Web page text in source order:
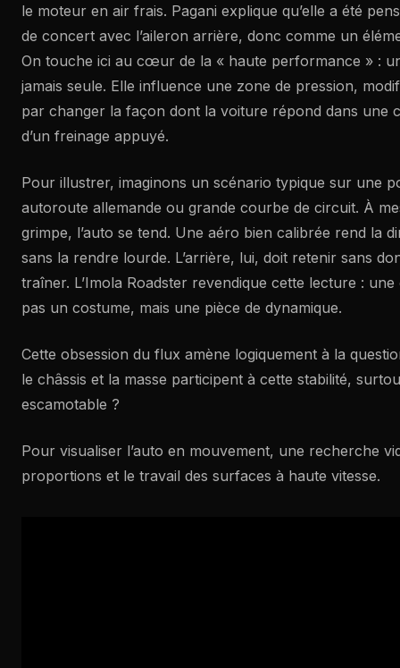
le moteur en air frais. Pagani explique qu’elle a été
de concert avec l’aileron arrière, donc comme un
On touche ici au cœur de la « haute performance » :
jamais seule. Elle influence une zone de pression,
par changer la façon dont la voiture répond dans une
d’un freinage appuyé.
Pour illustrer, imaginons un scénario typique sur une
autoroute allemande ou grande courbe de circuit. À
grimpe, l’auto se tend. Une aéro bien calibrée rend la
sans la rendre lourde. L’arrière, lui, doit retenir sans
traîner. L’Imola Roadster revendique cette lecture : une
pas un costume, mais une pièce de dynamique.
Cette obsession du flux amène logiquement à la
le châssis et la masse participent à cette stabilité,
escamotable ?
Pour visualiser l’auto en mouvement, une recherche
proportions et le travail des surfaces à haute vitesse.